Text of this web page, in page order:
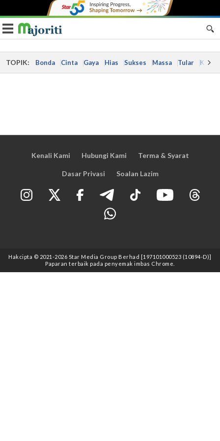
Toggle navigation
TOPIK: Bonda Cinta Gaya Hias Sukses Massa Tular Kes
Kenali Kami Hubungi Kami Terma & Syarat
Dasar Privasi Soalan Lazim
Hakcipta © 2021 -2026 Star Media Group Berhad [197101000523 (10894-D)]
Paparan terbaik pada penyemak imbas Chrome.